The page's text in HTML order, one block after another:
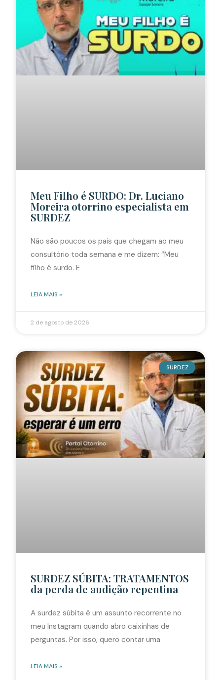
Meu Filho é SURDO: Dr. Luciano
Moreira otorrino especialista em
SURDEZ
Não são poucos os pais que chegam ao meu
consultório toda semana e me dizem: “Meu
filho é surdo. E
LEIA MAIS »
2 de agosto de 2026
SURDEZ
SURDEZ SÚBITA: TRATAMENTOS
da perda de audição repentina
A surdez súbita é um assunto recorrente no
meu Instagram quando abro caixinhas de
perguntas. Por isso, quero contar uma
LEIA MAIS »